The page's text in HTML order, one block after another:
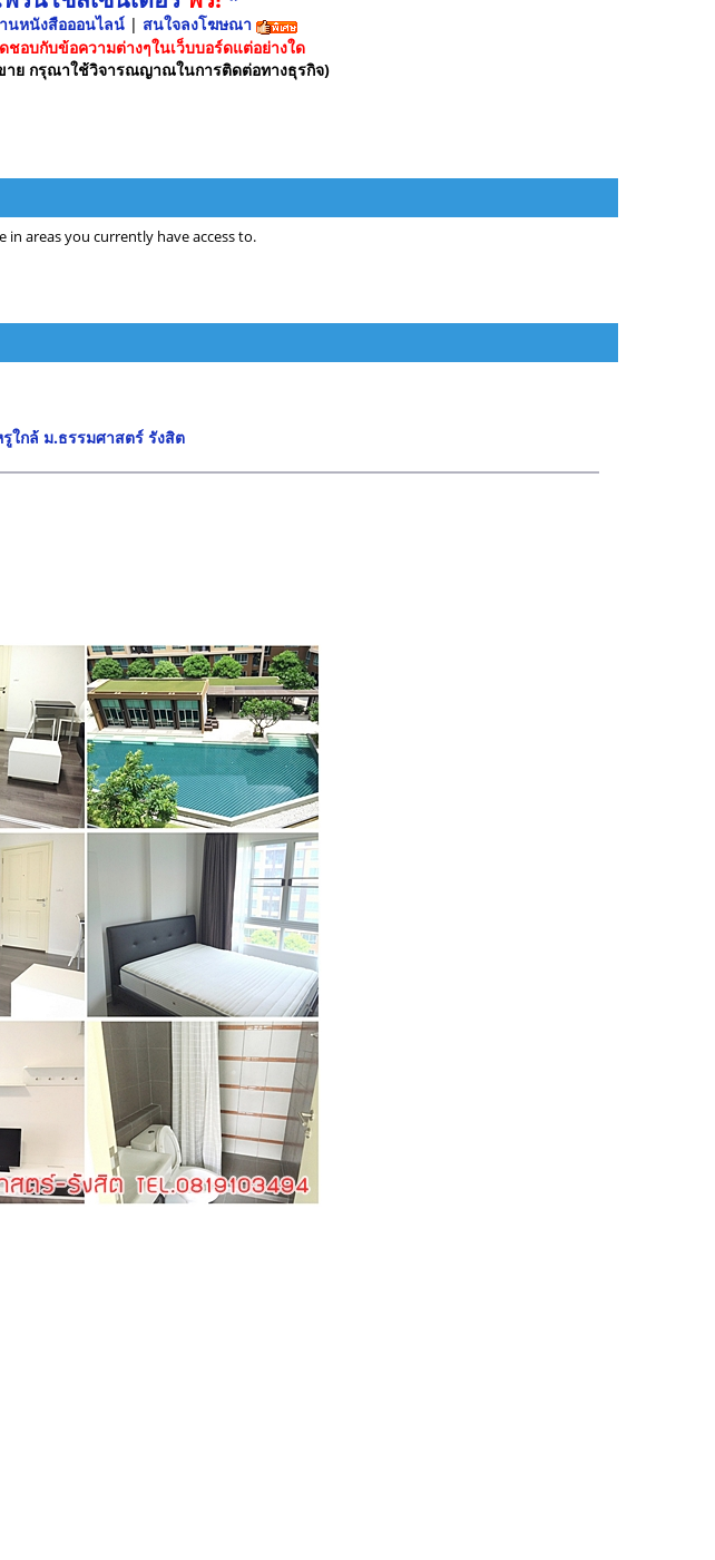
นหนังสือออนไลน์ | สนใจลงโฆษณา
อบกับข้อความต่างๆในเว็บบอร์ดแต่อย่างใด
าย กรุณาใช้วิจารณญาณในการติดต่อทางธุรกิจ)
areas you currently have access to.
ใกล้ ม.ธรรมศาสตร์ รังสิต